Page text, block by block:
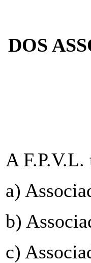
DOS
A F.P.V.L.
a)
b)
c)